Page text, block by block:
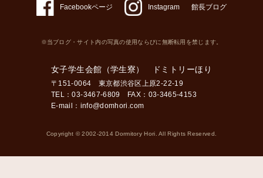
Facebookページ Instagram 館長ブログ
※当ブログ・サイト内の写真の使用ならびに無断転用を禁じます。
女子学生会館（学生寮） ドミトリーほり
〒151-0064 東京都渋谷区上原2-22-19
TEL：03-3467-6809 FAX：03-3465-4153
E-mail： info@domhori.com
Copyright © 2002-2014 Dormitory Hori. All Rights Reserved.